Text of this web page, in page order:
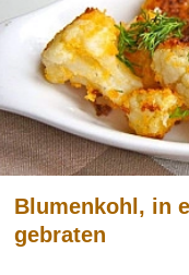
Blumenkohl, in
gebraten